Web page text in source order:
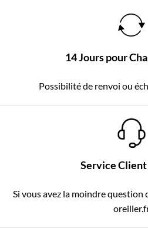
14 Jours pour
Possibilité de renvoi ou
Service
Si vous avez la moindre